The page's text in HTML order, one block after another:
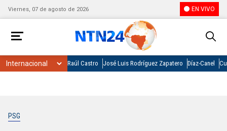
Viernes, 07 de agosto de 2026 EN VIVO
Raúl Castro José Luis Rodríguez Zapatero Díaz-Canel
PSG